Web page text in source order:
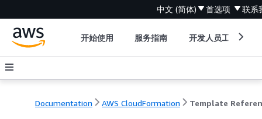
中文 (简体) 首选项 联系
开始使用 服务指南 开发人员工具
Documentation AWS CloudFormation Template